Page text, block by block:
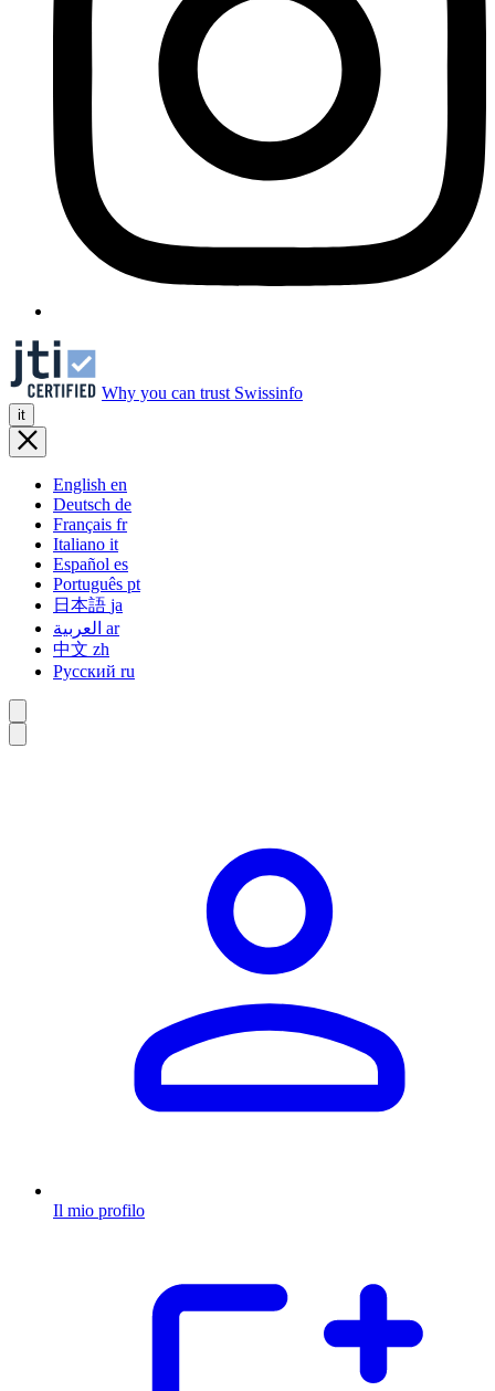
Why you can trust Swissinfo
it
English en
Deutsch de
Français fr
Italiano it
Español es
Português pt
日本語 ja
ar
中文 zh
Русский ru
Il mio profilo